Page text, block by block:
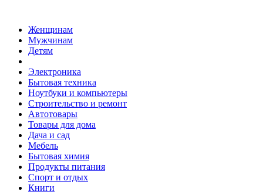
Женщинам
Мужчинам
Детям
Электроника
Бытовая техника
Ноутбуки и компьютеры
Строительство и ремонт
Автотовары
Товары для дома
Дача и сад
Мебель
Бытовая химия
Продукты питания
Спорт и отдых
Книги